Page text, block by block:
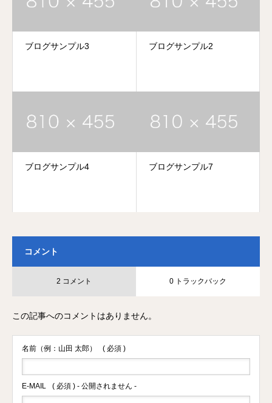
ブログサンプル3 ブログサンプル2
ブログサンプル4 ブログサンプル7
コメント
2 コメント 0 トラックバック
この記事へのコメントはありません。
名前（例：山田 太郎） ( 必須 )
E-MAIL ( 必須 ) - 公開されません -